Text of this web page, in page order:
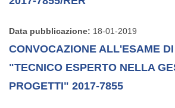
Data pubblicazione: 18-01-2019
CONVOCAZIONE ALL'ESAME
"TECNICO ESPERTO NELLA
PROGETTI" 2017-7855